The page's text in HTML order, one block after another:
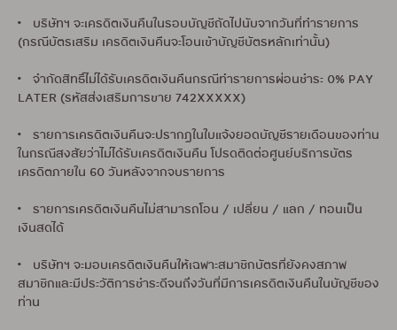
• บริษัทฯ จะเครดิตเงินคืนในรอบบัญชีถัดไปนับจากวันที่ทำรายการ
(กรณีบัตรเสริม เครดิตเงินคืนจะโอนเข้าบัญชีบัตรหลักเท่านั้น)
• จำกัดสิทธิ์ไม่ได้รับเครดิตเงินคืนกรณีทำรายการผ่อนชำระ 0% PAY
LATER (รหัสส่งเสริมการขาย 742XXXXX)
• รายการเครดิตเงินคืนจะปรากฏในใบแจ้งยอดบัญชีรายเดือนของท่าน
ในกรณีสงสัยว่าไม่ได้รับเครดิตเงินคืน โปรดติดต่อศูนย์บริการบัตร
เครดิตภายใน 60 วันหลังจากจบรายการ
• รายการเครดิตเงินคืนไม่สามารถโอน / เปลี่ยน / แลก / ทอนเป็น
เงินสดได้
• บริษัทฯ จะมอบเครดิตเงินคืนให้เฉพาะสมาชิกบัตรที่ยังคงสภาพ
สมาชิกและมีประวัติการชำระดีจนถึงวันที่มีการเครดิตเงินคืนในบัญชีของ
ท่าน